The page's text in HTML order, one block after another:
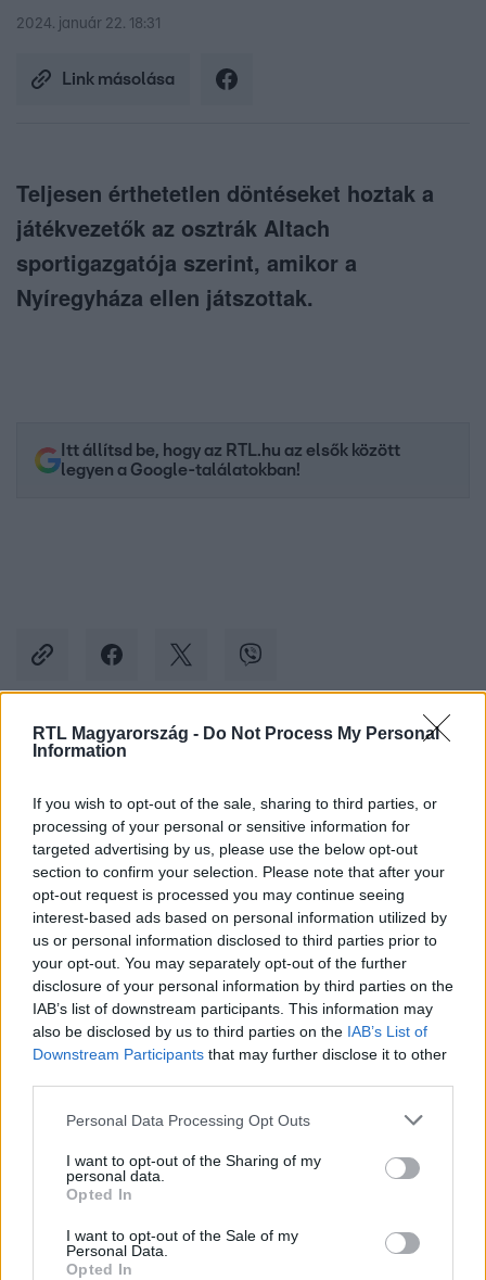
RTL Magyarország - Do Not Process My Personal
Information
If you wish to opt-out of the sale, sharing to third parties, or
processing of your personal or sensitive information for
targeted advertising by us, please use the below opt-out
section to confirm your selection. Please note that after your
opt-out request is processed you may continue seeing
interest-based ads based on personal information utilized by
us or personal information disclosed to third parties prior to
your opt-out. You may separately opt-out of the further
disclosure of your personal information by third parties on the
IAB’s list of downstream participants. This information may
also be disclosed by us to third parties on the IAB’s List of
Downstream Participants that may further disclose it to other
Please note that this website/app uses one or more Google
not limited to your visit or usage behaviour. You may click to
grant or deny consent to Google and its third-party tags to
use your data for below specified purposes in below Google
consent section.
Personal Data Processing Opt Outs
I want to opt-out of the Sharing of my
personal data.
Opted In
I want to opt-out of the Sale of my
Personal Data.
Opted In
2024. január 22. 18:31
Link másolása
Teljesen érthetetlen döntéseket hoztak a
játékvezetők az osztrák Altach
sportigazgatója szerint, amikor a
Nyíregyháza ellen játszottak.
Itt állítsd be, hogy az RTL.hu az elsők között
legyen a Google-találatokban!
Kövess minket, és értesülj a friss hírekről a
Követem
#SPORT #ALTACH #NYÍREGYHÁZA #FOCI